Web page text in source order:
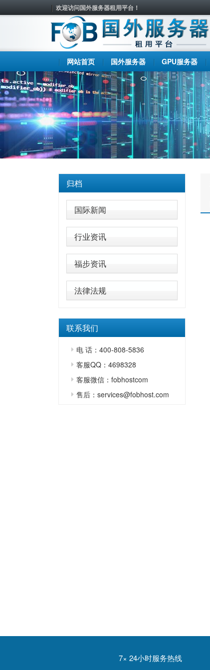
欢迎访问国外服务器租用平台！
网站首页 国外服务器 GPU服务器
归档
国际新闻
行业资讯
福步资讯
法律法规
联系我们
电 话：400-808-5836
客服QQ：4698328
客服微信：fobhostcom
售后：services@fobhost.com
7× 24小时服务热线